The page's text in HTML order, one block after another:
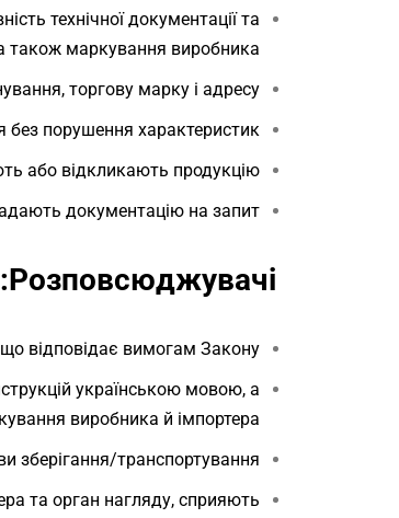
технічної документації та
а також маркування виробника.
торгову марку і адресу.
порушення характеристик.
або відкликають продукцію.
документацію на запит.
Розповсюджувачі:
відповідає вимогам Закону.
українською мовою, а
виробника й імпортера.
зберігання/транспортування.
та орган нагляду, сприяють